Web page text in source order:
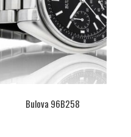
Bulova 96B258